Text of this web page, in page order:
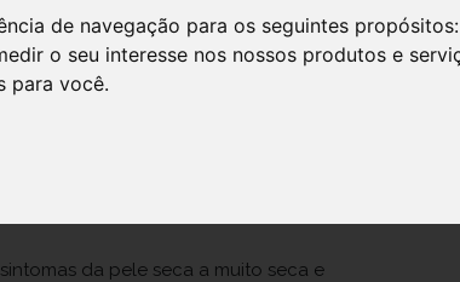
de navegação para os seguintes propósitos:
o seu interesse nos nossos produtos e
para você.
Hidra 200g
da pele seca a muito seca e